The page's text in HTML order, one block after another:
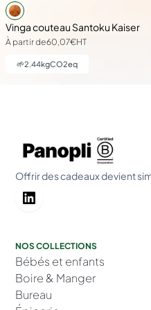
Vinga couteau Santoku Kaiser
À partir de60,07€HT
🌱2.44kgCO2eq
Offrir des cadeaux devient
NOS COLLECTIONS
Bébés et enfants
Boire & Manger
Bureau